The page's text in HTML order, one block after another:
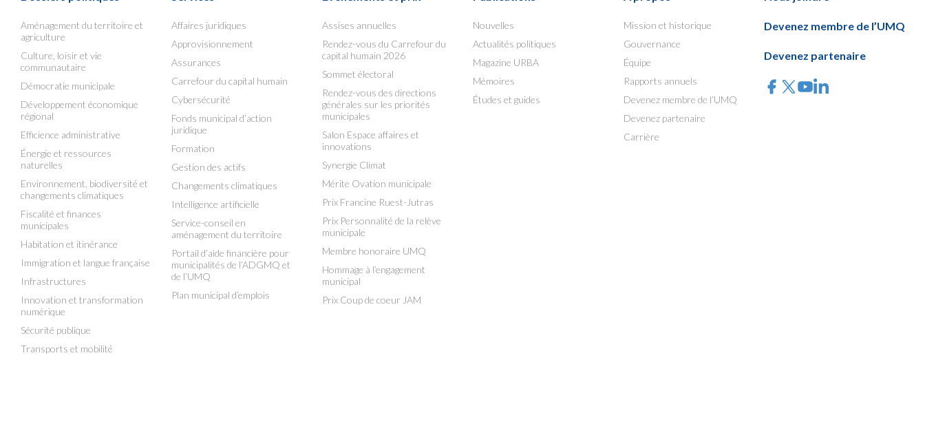
Aménagement du territoire et
agriculture
Culture, loisir et vie
communautaire
Démocratie municipale
Développement économique
régional
Efficience administrative
Énergie et ressources
naturelles
Environnement, biodiversité et
changements climatiques
Fiscalité et finances
municipales
Habitation et itinérance
Immigration et langue française
Infrastructures
Innovation et transformation
numérique
Sécurité publique
Transports et mobilité
Affaires juridiques
Approvisionnement
Assurances
Carrefour du capital humain
Cybersécurité
Fonds municipal d’action
juridique
Formation
Gestion des actifs
Changements climatiques
Intelligence artificielle
Service-conseil en
aménagement du territoire
Portail d’aide financière pour
municipalités de l’ADGMQ et
de l’UMQ
Plan municipal d’emplois
Assises annuelles
Rendez-vous du Carrefour du
capital humain 2026
Sommet électoral
Rendez-vous des directions
générales sur les priorités
municipales
Salon Espace affaires et
innovations
Synergie Climat
Mérite Ovation municipale
Prix Francine Ruest-Jutras
Prix Personnalité de la relève
municipale
Membre honoraire UMQ
Hommage à l’engagement
municipal
Prix Coup de coeur JAM
Nouvelles
Actualités politiques
Magazine URBA
Mémoires
Études et guides
Mission et historique
Gouvernance
Équipe
Rapports annuels
Devenez membre de l’UMQ
Devenez partenaire
Carrière
Devenez membre de l’UMQ
Devenez partenaire